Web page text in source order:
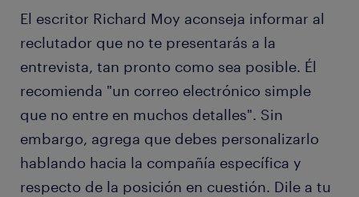
El escritor Richard Moy aconseja informar al
reclutador que no te presentarás a la
entrevista, tan pronto como sea posible. Él
recomienda "un correo electrónico simple
que no entre en muchos detalles". Sin
embargo, agrega que debes personalizarlo
hablando hacia la compañía específica y
respecto de la posición en cuestión. Dile a tu